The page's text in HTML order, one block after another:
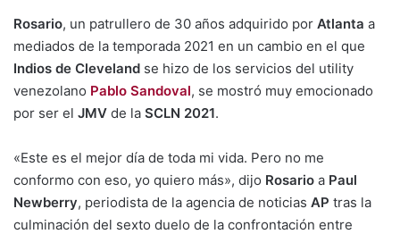
Rosario, un patrullero de 30 años adquirido por Atlanta a
mediados de la temporada 2021 en un cambio en el que
Indios de Cleveland se hizo de los servicios del utility
venezolano Pablo Sandoval, se mostró muy emocionado
por ser el JMV de la SCLN 2021.
«Este es el mejor día de toda mi vida. Pero no me
conformo con eso, yo quiero más», dijo Rosario a Paul
Newberry, periodista de la agencia de noticias AP tras la
culminación del sexto duelo de la confrontación entre